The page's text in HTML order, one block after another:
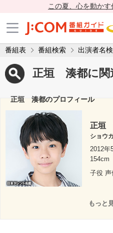
この夏、心を動か
番組表 番組検索 出演者名
正垣 湊都に関
正垣 湊都のプロフィール
正垣
ショウ
2012年
154cm
子役 声
もっと